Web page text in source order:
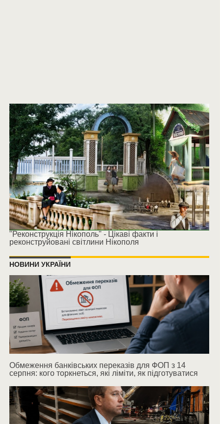
"Реконструкція Нікополь" - Цікаві факти і
реконструйовані світлини Нікополя
НОВИНИ УКРАЇНИ
Обмеження банківських переказів для ФОП з 14
серпня: кого торкнеться, які ліміти, як підготуватися